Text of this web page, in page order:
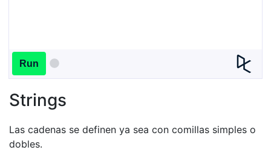
Run
Strings
Las cadenas se definen ya sea con comillas simples o
dobles.